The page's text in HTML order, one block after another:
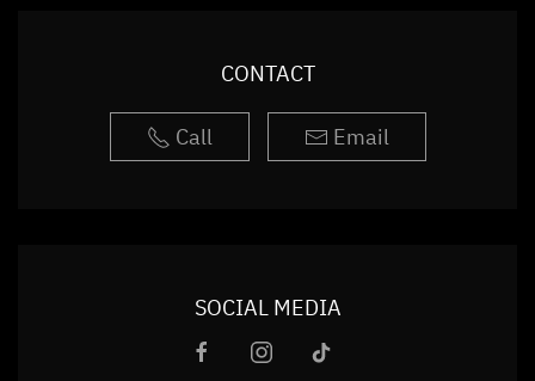
CONTACT
Call Email
SOCIAL MEDIA